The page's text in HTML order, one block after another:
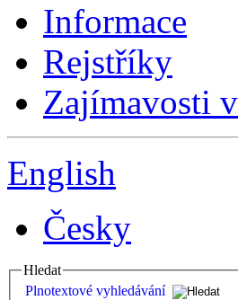
Informace
Rejstříky
Zajímavosti
English
Česky
Hledat
Plnotextové vyhledávání